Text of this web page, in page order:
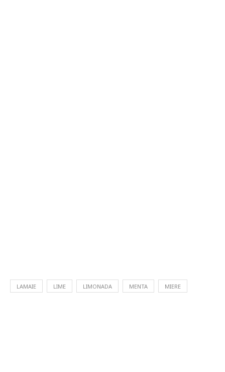
LAMAIE LIME LIMONADA MENTA MIERE